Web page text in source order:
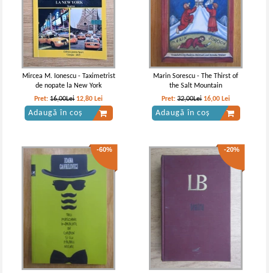
Mircea M. Ionescu - Taximetrist
de nopate la New York
Pret:16,00Lei 12,80 Lei
Adaugă în coș
Marin Sorescu - The Thirst of
the Salt Mountain
Pret:32,00Lei 16,00 Lei
Adaugă în coș
-60% -20%